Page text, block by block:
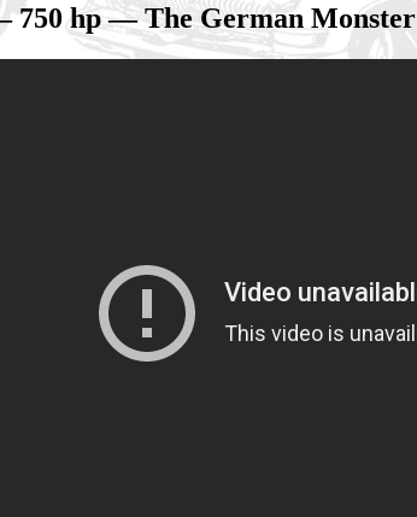
hp — The German Monster